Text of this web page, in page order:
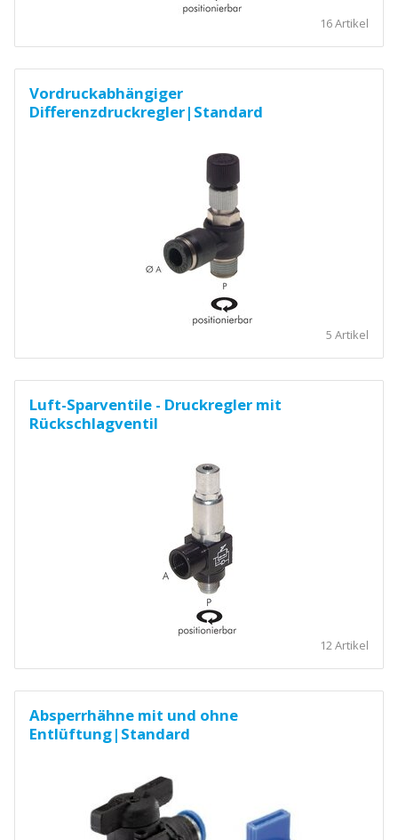
16 Artikel
Vordruckabhängiger
Differenzdruckregler|Standard
5 Artikel
Luft-Sparventile - Druckregler mit
Rückschlagventil
12 Artikel
Absperrhähne mit und ohne
Entlüftung|Standard